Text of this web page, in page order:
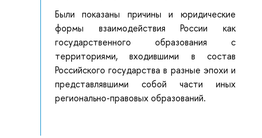
Были показаны причины и юридические
формы взаимодействия России как
государственного образования с
территориями, входившими в состав
Российского государства в разные эпохи и
представлявшими собой части иных
регионально-правовых образований.